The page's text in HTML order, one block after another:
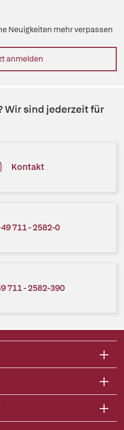
Neuigkeiten mehr verpassen
anmelden
Wir sind jederzeit für
Kontakt
711 - 2582-0
711 - 2582-390